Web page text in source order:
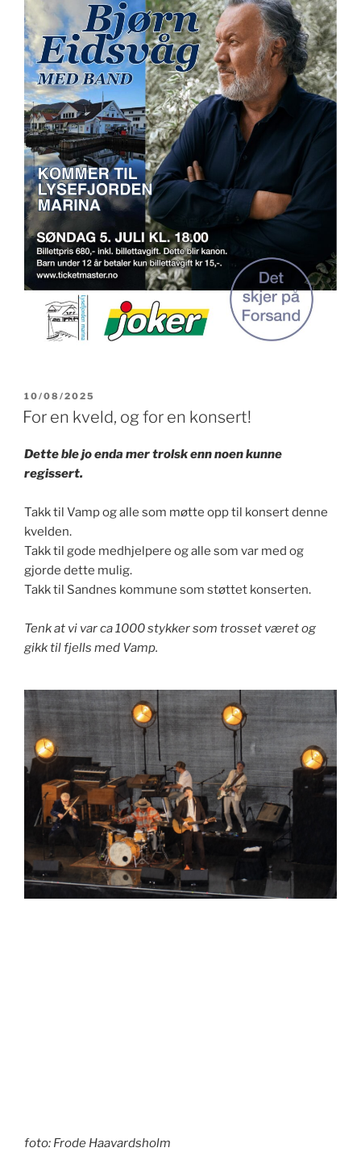
PUBLISERT
10/08/2025
For en kveld, og for en konsert!
Dette ble jo enda mer trolsk enn noen kunne
regissert.
Takk til Vamp og alle som møtte opp til konsert denne
kvelden.
Takk til gode medhjelpere og alle som var med og
gjorde dette mulig.
Takk til Sandnes kommune som støttet konserten.
Tenk at vi var ca 1000 stykker som trosset været og
gikk til fjells med Vamp.
foto: Frode Haavardsholm